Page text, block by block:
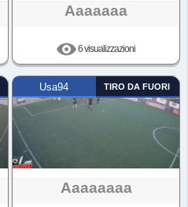
Aaaaaaa
6 visualizzazioni
Usa94 TIRO DA FUORI
Aaaaaaaa